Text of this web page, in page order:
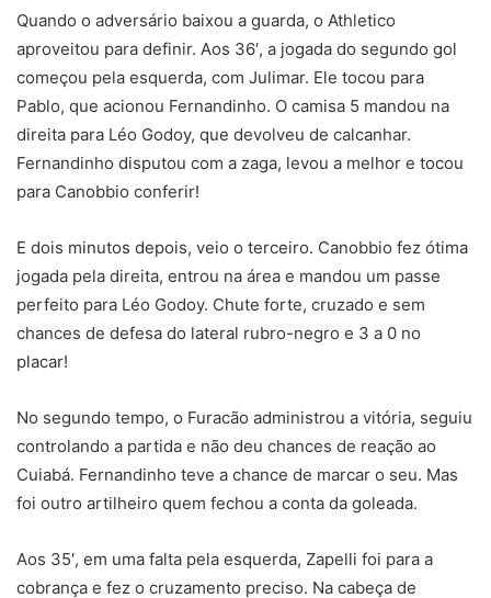
Quando o adversário baixou a guarda, o Athletico
aproveitou para definir. Aos 36′, a jogada do segundo gol
começou pela esquerda, com Julimar. Ele tocou para
Pablo, que acionou Fernandinho. O camisa 5 mandou na
direita para Léo Godoy, que devolveu de calcanhar.
Fernandinho disputou com a zaga, levou a melhor e tocou
para Canobbio conferir!
E dois minutos depois, veio o terceiro. Canobbio fez ótima
jogada pela direita, entrou na área e mandou um passe
perfeito para Léo Godoy. Chute forte, cruzado e sem
chances de defesa do lateral rubro-negro e 3 a 0 no
placar!
No segundo tempo, o Furacão administrou a vitória, seguiu
controlando a partida e não deu chances de reação ao
Cuiabá. Fernandinho teve a chance de marcar o seu. Mas
foi outro artilheiro quem fechou a conta da goleada.
Aos 35′, em uma falta pela esquerda, Zapelli foi para a
cobrança e fez o cruzamento preciso. Na cabeça de